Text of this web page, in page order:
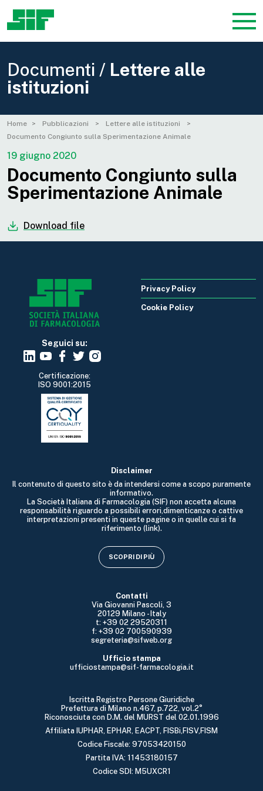
Documenti / Lettere alle
istituzioni
Home Pubblicazioni
Lettere alle istituzioni
Documento Congiunto sulla Sperimentazione Animale
19 giugno 2020
Documento Congiunto sulla
Sperimentazione Animale
Download file
Seguici su:
Certificazione:
ISO 9001:2015
Contatti
Via Giovanni Pascoli, 3
20129 Milano - Italy
t: +39 02 29520311
f: +39 02 700590939
segreteria@sifweb.org
Ufficio stampa
ufficiostampa@sif-farmacologia.it
Iscritta Registro Persone Giuridiche
Prefettura di Milano n.467, p.722, vol.2°
Riconosciuta con D.M. del MURST del 02.01.1996
Affiliata IUPHAR, EPHAR, EACPT, FISBi,FISV,FISM
Codice Fiscale: 97053420150
Partita IVA: 11453180157
Codice SDI: M5UXCR1
Disclaimer
Il contenuto di questo sito è da intendersi come a scopo puramente
informativo.
La Società Italiana di Farmacologia (SIF) non accetta alcuna
responsabilità riguardo a possibili errori,dimenticanze o cattive
interpretazioni presenti in queste pagine o in quelle cui si fa
riferimento (link).
SCOPRI DI PIÙ
Privacy Policy
Cookie Policy